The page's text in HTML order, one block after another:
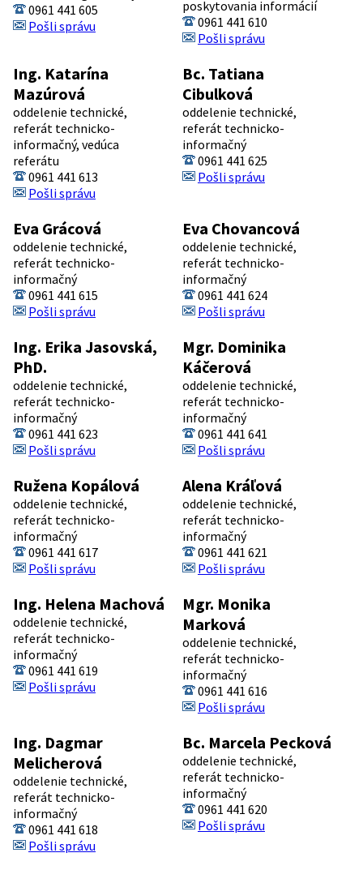
0961 441 605
Pošli správu
poskytovania informácií
0961 441 610
Pošli správu
Ing. Katarína
Mazúrová
oddelenie technické,
referát technicko-
informačný, vedúca
referátu
0961 441 613
Pošli správu
Bc. Tatiana
Cibulková
oddelenie technické,
referát technicko-
informačný
0961 441 625
Pošli správu
Eva Grácová
oddelenie technické,
referát technicko-
informačný
0961 441 615
Pošli správu
Eva Chovancová
oddelenie technické,
referát technicko-
informačný
0961 441 624
Pošli správu
Ing. Erika Jasovská,
PhD.
oddelenie technické,
referát technicko-
informačný
0961 441 623
Pošli správu
Mgr. Dominika
Káčerová
oddelenie technické,
referát technicko-
informačný
0961 441 641
Pošli správu
Ružena Kopálová
oddelenie technické,
referát technicko-
informačný
0961 441 617
Pošli správu
Alena Kráľová
oddelenie technické,
referát technicko-
informačný
0961 441 621
Pošli správu
Ing. Helena Machová
oddelenie technické,
referát technicko-
informačný
0961 441 619
Pošli správu
Mgr. Monika
Marková
oddelenie technické,
referát technicko-
informačný
0961 441 616
Pošli správu
Ing. Dagmar
Melicherová
oddelenie technické,
referát technicko-
informačný
0961 441 618
Pošli správu
Bc. Marcela Pecková
oddelenie technické,
referát technicko-
informačný
0961 441 620
Pošli správu